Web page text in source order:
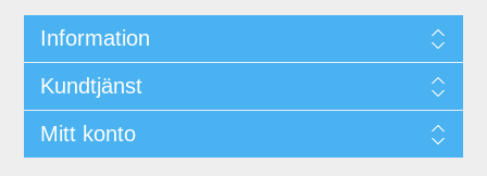
Information
Kundtjänst
Mitt konto